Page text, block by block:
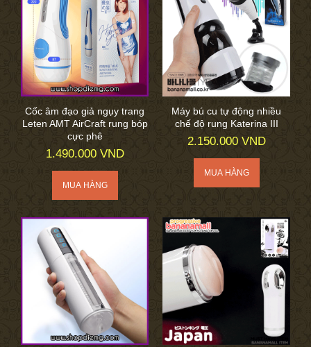
Cốc âm đạo giả ngụy trang
Leten AMT AirCraft rung bóp
cực phê
1.490.000 VND
Máy bú cu tự động nhiều
chế độ rung Katerina III
2.150.000 VND